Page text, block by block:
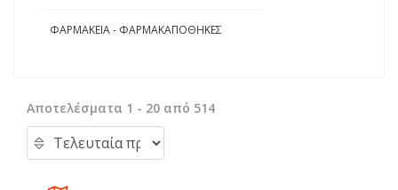
ΦΑΡΜΑΚΕΙΑ - ΦΑΡΜΑΚΑΠΟΘΗΚΕΣ
Αποτελέσματα 1 - 20 από 514